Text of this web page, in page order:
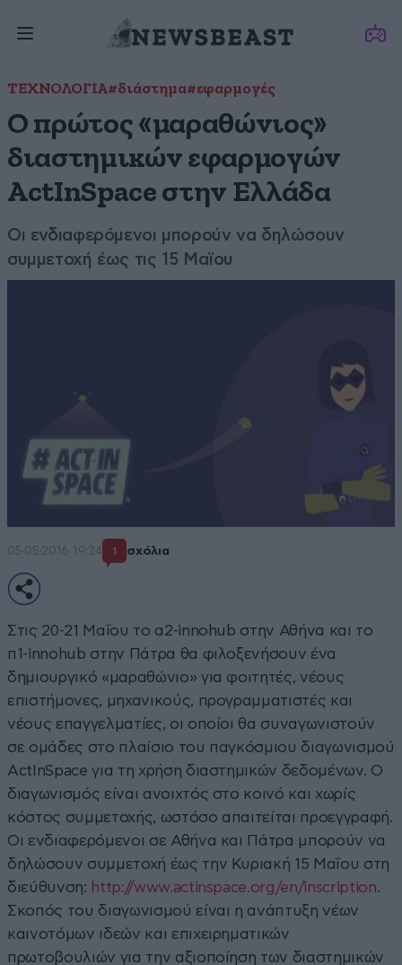
ΤΕΧΝΟΛΟΓΙΑ#διάστημα#εφαρμογές
Ο πρώτος «μαραθώνιος»
διαστημικών εφαρμογών
ActInSpace στην Ελλάδα
Οι ενδιαφερόμενοι μπορούν να δηλώσουν
συμμετοχή έως τις 15 Μαϊου
05·05·2016 19:24 1 σχόλια
Στις 20-21 Μαΐου το α2-innohub στην Αθήνα και το
π1-innohub στην Πάτρα θα φιλοξενήσουν ένα
δημιουργικό «μαραθώνιο» για φοιτητές, νέους
επιστήμονες, μηχανικούς, προγραμματιστές και
νέους επαγγελματίες, οι οποίοι θα συναγωνιστούν
σε ομάδες στο πλαίσιο του παγκόσμιου διαγωνισμού
ActInSpace για τη χρήση διαστημικών δεδομένων. Ο
διαγωνισμός είναι ανοιχτός στο κοινό και χωρίς
κόστος συμμετοχής, ωστόσο απαιτείται προεγγραφή.
Οι ενδιαφερόμενοι σε Αθήνα και Πάτρα μπορούν να
δηλώσουν συμμετοχή έως την Κυριακή 15 Μαΐου στη
διεύθυνση: http://www.actinspace.org/en/inscription.
Σκοπός του διαγωνισμού είναι η ανάπτυξη νέων
καινοτόμων ιδεών και επιχειρηματικών
πρωτοβουλιών για την αξιοποίηση των διαστημικών